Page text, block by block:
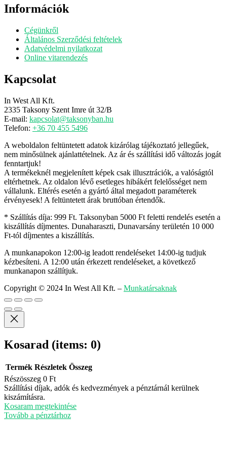
Információk
Cégünkről
Általános Szerződési feltételek
Adatvédelmi nyilatkozat
Online vitarendezés
Kapcsolat
In West All Kft.
2335 Taksony Szent Imre út 32/B
E-mail: kapcsolat@taksonyban.hu
Telefon: +36 70 455 5496
A weboldalon feltüntetett adatok kizárólag tájékoztató jellegűek,
nem minősülnek ajánlattételnek. Az ár és szállítási idő változás jogát
fenntartjuk!
A termékeknél megjelenített képek csak illusztrációk, a valóságtól
eltérhetnek. Az oldalon lévő esetleges hibákért felelősséget nem
vállalunk. Eltérés esetén a gyártó által megadott paraméterek
érvényesek! A feltüntetett árak bruttóban értendők.
* Szállítás díja: 999 Ft. Taksonyban 5000 Ft feletti rendelés esetén a
kiszállítás díjmentes. Dunaharaszti, Dunavarsány területén 10 000
Ft-tól díjmentes a kiszállítás.
A munkanapokon 12:00-ig leadott rendeléseket 14:00-ig tudjuk
kézbesíteni. A 12:00 után érkezett rendeléseket, a következő
munkanapon szállítjuk.
Copyright © 2024 In West All Kft. – Munkatársaknak
Kosarad (items: 0)
Termékek
a
kosárban
Termék Részletek Összeg
Részösszeg 0 Ft
Szállítási díjak, adók és kedvezmények a pénztárnál kerülnek
kiszámításra.
Kosaram megtekintése
Tovább a pénztárhoz